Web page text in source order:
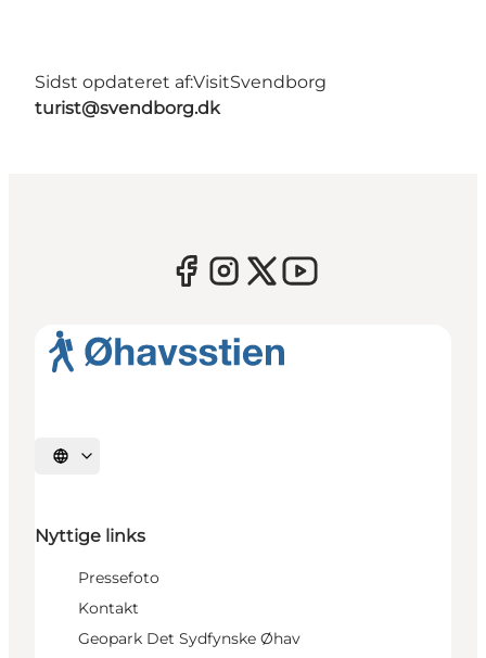
Sidst opdateret af:VisitSvendborg
turist@svendborg.dk
Vælg sprog
Nyttige links
Pressefoto
Kontakt
Geopark Det Sydfynske Øhav